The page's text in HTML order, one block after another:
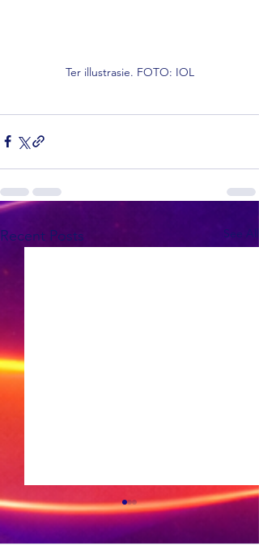
Ter illustrasie. FOTO: IOL
Recent Posts See All